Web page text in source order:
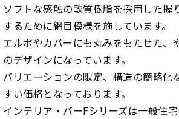
ソフトな感触の軟質樹脂を採用した握
するために網目模様を施しています。
エルボやカバーにも丸みをもたせた、
のデザインになっています。
バリエーションの限定、構造の簡略化
すい価格となっております。
インテリア・バーFシリーズは一般住